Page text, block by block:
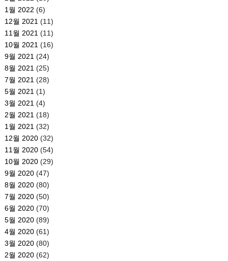
1월 2022 (6)
12월 2021 (11)
11월 2021 (11)
10월 2021 (16)
9월 2021 (24)
8월 2021 (25)
7월 2021 (28)
5월 2021 (1)
3월 2021 (4)
2월 2021 (18)
1월 2021 (32)
12월 2020(32)
11월 2020(54)
10월 2020(29)
9월 2020(47)
8월 2020(80)
7월 2020(50)
6월 2020(70)
5월 2020(89)
4월 2020(61)
3월 2020(80)
2월 2020(62)